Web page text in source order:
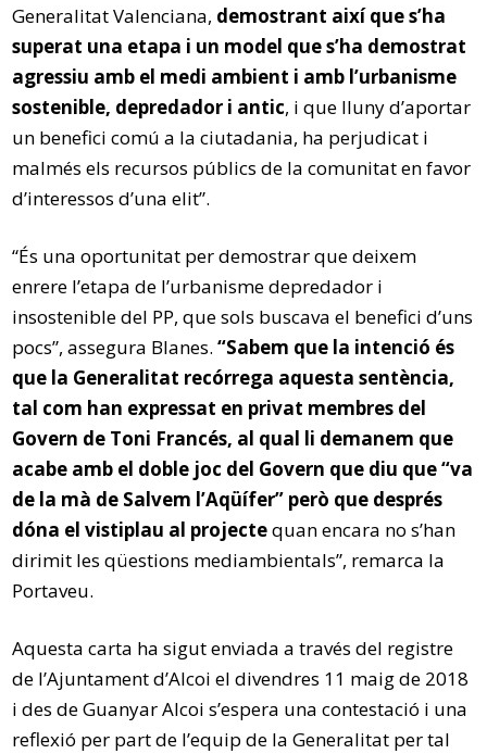
Generalitat Valenciana, demostrant així que s’ha
superat una etapa i un model que s’ha demostrat
agressiu amb el medi ambient i amb l’urbanisme
sostenible, depredador i antic, i que lluny d’aportar
un benefici comú a la ciutadania, ha perjudicat i
malmés els recursos públics de la comunitat en favor
d’interessos d’una elit”.
“És una oportunitat per demostrar que deixem
enrere l’etapa de l’urbanisme depredador i
insostenible del PP, que sols buscava el benefici d’uns
pocs”, assegura Blanes.“Sabem que la intenció és
que la Generalitat recórrega aquesta sentència,
tal com han expressat en privat membres del
Govern de Toni Francés, al qual li demanem que
acabe amb el doble joc del Govern que diu que “va
de la mà de Salvem l’Aqüífer” però que després
dóna el vistiplau al projectequan encara no s’han
dirimit les qüestions mediambientals”, remarca la
Portaveu.
Aquesta carta ha sigut enviada a través del registre
de l’Ajuntament d’Alcoi el divendres 11 maig de 2018
i des de Guanyar Alcoi s’espera una contestació i una
reflexió per part de l’equip de la Generalitat per tal